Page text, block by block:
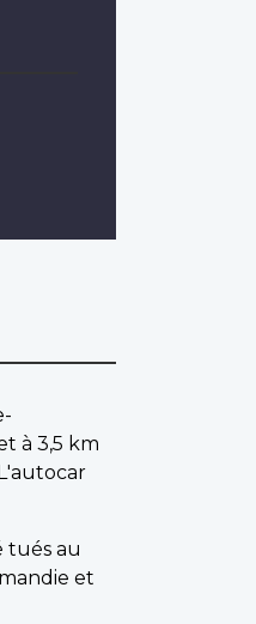
à 3,5 km
tués au
et